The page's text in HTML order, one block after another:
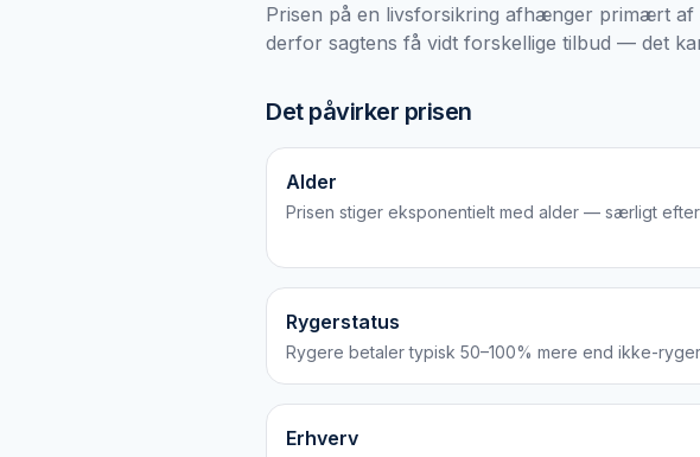
Prisen på en livsforsikring afhænger primært
derfor sagtens få vidt forskellige tilbud — det
Det påvirker prisen
Alder
Prisen stiger eksponentielt med alder — særligt efter
Rygerstatus
Rygere betaler typisk 50–100% mere end ikke-
Erhverv